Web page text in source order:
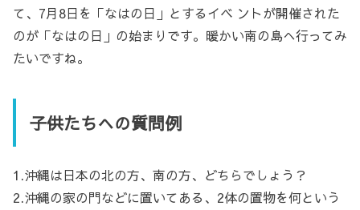
て、7月8日を「なはの日」とするイベ ントが開催された
のが「なはの日」の始まりです。暖かい南の島へ行ってみ
たいですね。
子供たちへの質問例
1.沖縄は日本の北の方、南の方、どちらでしょう？
2.沖縄の家の門などに置いてある、2体の置物を何という